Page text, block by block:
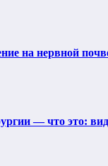
на нервной
— что это: